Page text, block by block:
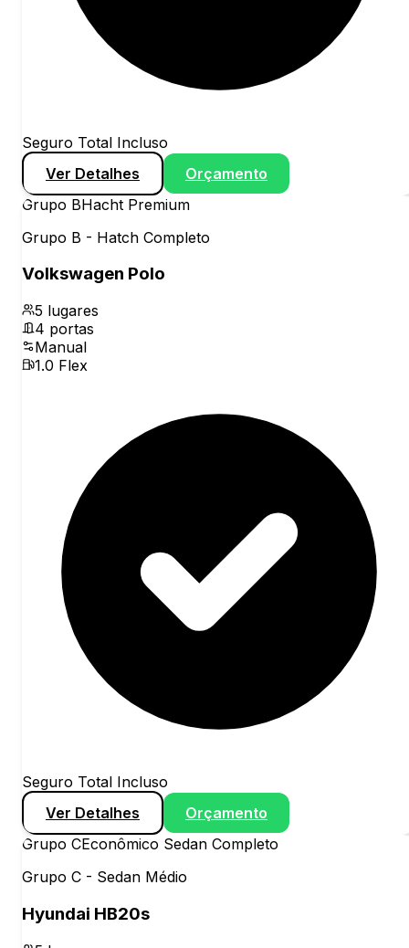
Seguro Total Incluso
Ver Detalhes
Orçamento
Grupo BHacht Premium
Grupo B - Hatch Completo
Volkswagen Polo
5 lugares
4 portas
Manual
1.0 Flex
Seguro Total Incluso
Ver Detalhes
Orçamento
Grupo CEconômico Sedan Completo
Grupo C - Sedan Médio
Hyundai HB20s